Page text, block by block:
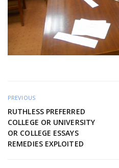
PREVIOUS
RUTHLESS PREFERRED
COLLEGE OR UNIVERSITY
OR COLLEGE ESSAYS
REMEDIES EXPLOITED